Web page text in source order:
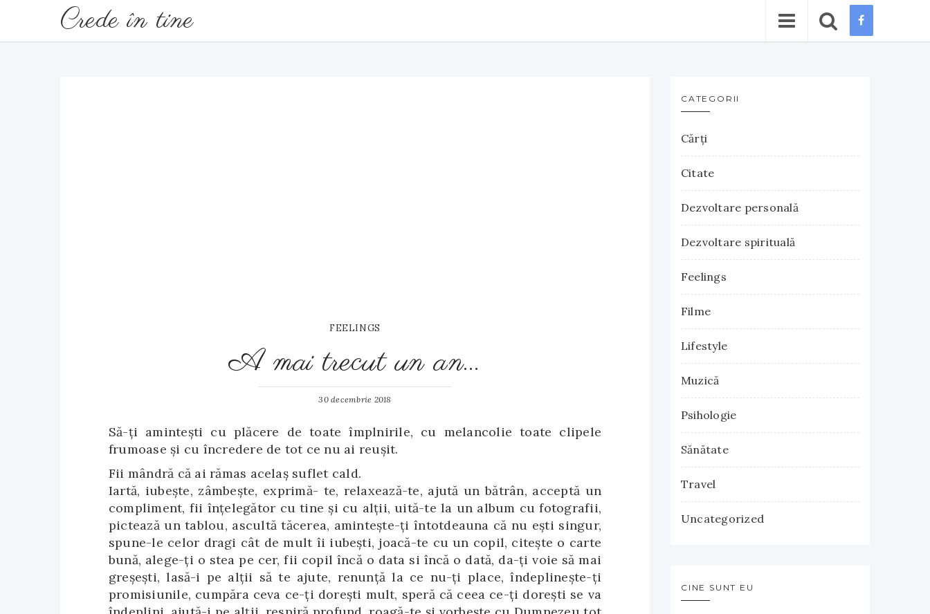
Crede în tine
FEELINGS
A mai trecut un an…
30 decembrie 2018
Să-ți amintești cu plăcere de toate împlnirile, cu melancolie toate clipele
frumoase și cu încredere de tot ce nu ai reușit.
Fii mândră că ai rămas acelaş suflet cald.
Iartă, iubeşte, zâmbeşte, exprimă- te, relaxează-te, ajută un bătrân, acceptă un
compliment, fii înțelegător cu tine şi cu alții, uită-te la un album cu fotografii,
pictează un tablou, ascultă tăcerea, aminteşte-ți întotdeauna că nu eşti singur,
spune-le celor dragi cât de mult îi iubeşti, joacă-te cu un copil, citeşte o carte
bună, alege-ţi o stea pe cer, fii copil încă o data si încă o dată, da-ţi voie să mai
greșești, lasă-i pe alții să te ajute, renunţă la ce nu-ţi place, îndeplinește-ți
promisiunile, cumpăra ceva ce-ți dorești mult, speră că ceea ce-ți dorești se va
CATEGORII
Cărţi
Citate
Dezvoltare personală
Dezvoltare spirituală
Feelings
Filme
Lifestyle
Muzică
Psihologie
Sănătate
Travel
Uncategorized
CINE SUNT EU